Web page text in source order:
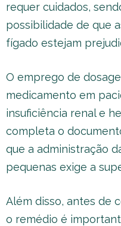
requer cuidados,
possibilidade de que
fígado estejam
O emprego de
medicamento em
insuficiência renal e
completa o
que a administração
pequenas exige a
Além disso, antes de
o remédio é